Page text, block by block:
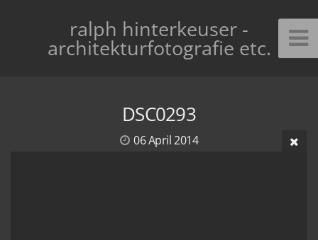
ralph hinterkeuser -
architekturfotografie etc.
DSC0293
06 April 2014